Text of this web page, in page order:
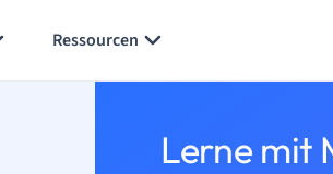
Ressourcen
Lerne mit